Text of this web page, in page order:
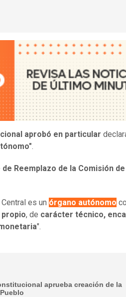
aprobó en particular
.
de Reemplazo de la Comisión de
es un órgano autónomo
, de carácter técnico,
".
aprueba creación de la